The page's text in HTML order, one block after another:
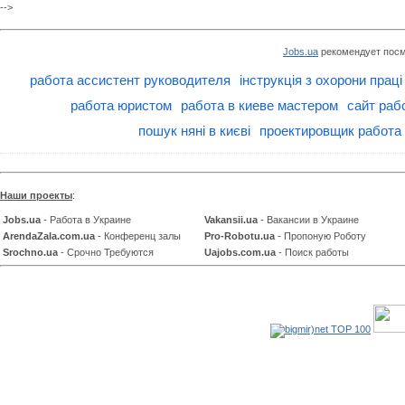
-->
Jobs.ua рекомендует
работа ассистент руководителя
інструкція з охорони
работа юристом
работа в киеве мастером сайт
пошук няні в києві
проектировщик работа
Наши проекты:
Jobs.ua - Работа в Украине Vakansii.ua - Вакансии в Украине
ArendaZala.com.ua - Конференц залы Pro-Robotu.ua - Пропоную Роботу
Srochno.ua - Срочно Требуются Uajobs.com.ua - Поиск работы